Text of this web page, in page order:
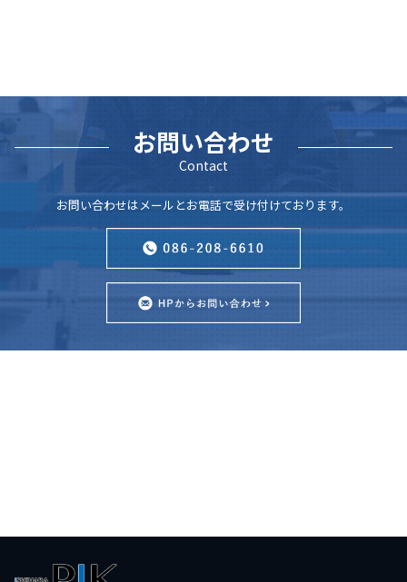
お問い合わせ
Contact
お問い合わせはメールとお電話で受け付けております。